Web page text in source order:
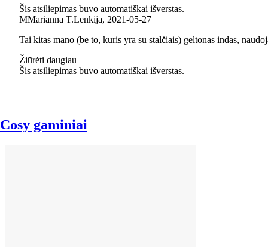
Šis atsiliepimas buvo automatiškai išverstas.
MMarianna T.Lenkija, 2021‑05‑27
Tai kitas mano (be to, kuris yra su stalčiais) geltonas indas,
Žiūrėti daugiau
Šis atsiliepimas buvo automatiškai išverstas.
Cosy gaminiai